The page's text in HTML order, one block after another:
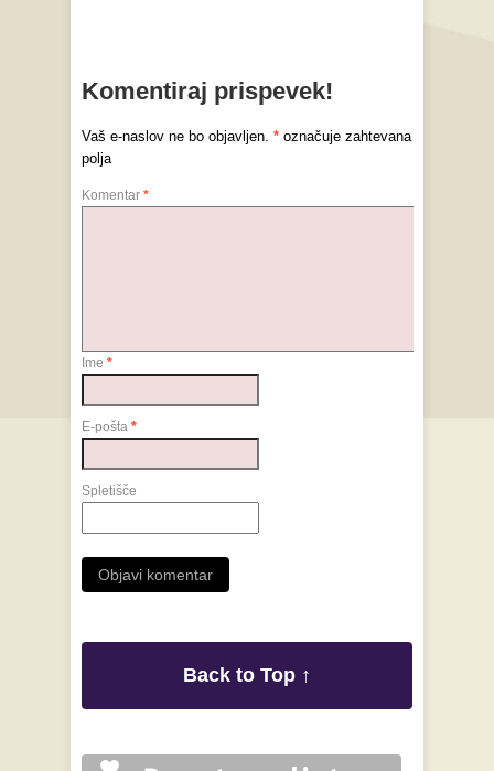
Komentiraj prispevek!
Vaš e-naslov ne bo objavljen. * označuje zahtevana
polja
Komentar *
Ime *
E-pošta *
Spletišče
Back to Top ↑